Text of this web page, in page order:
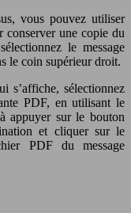
vous pouvez utiliser
conserver une copie du
le message
le coin supérieur droit.
s’affiche, sélectionnez
PDF, en utilisant le
appuyer sur le bouton
et cliquer sur le
PDF du message